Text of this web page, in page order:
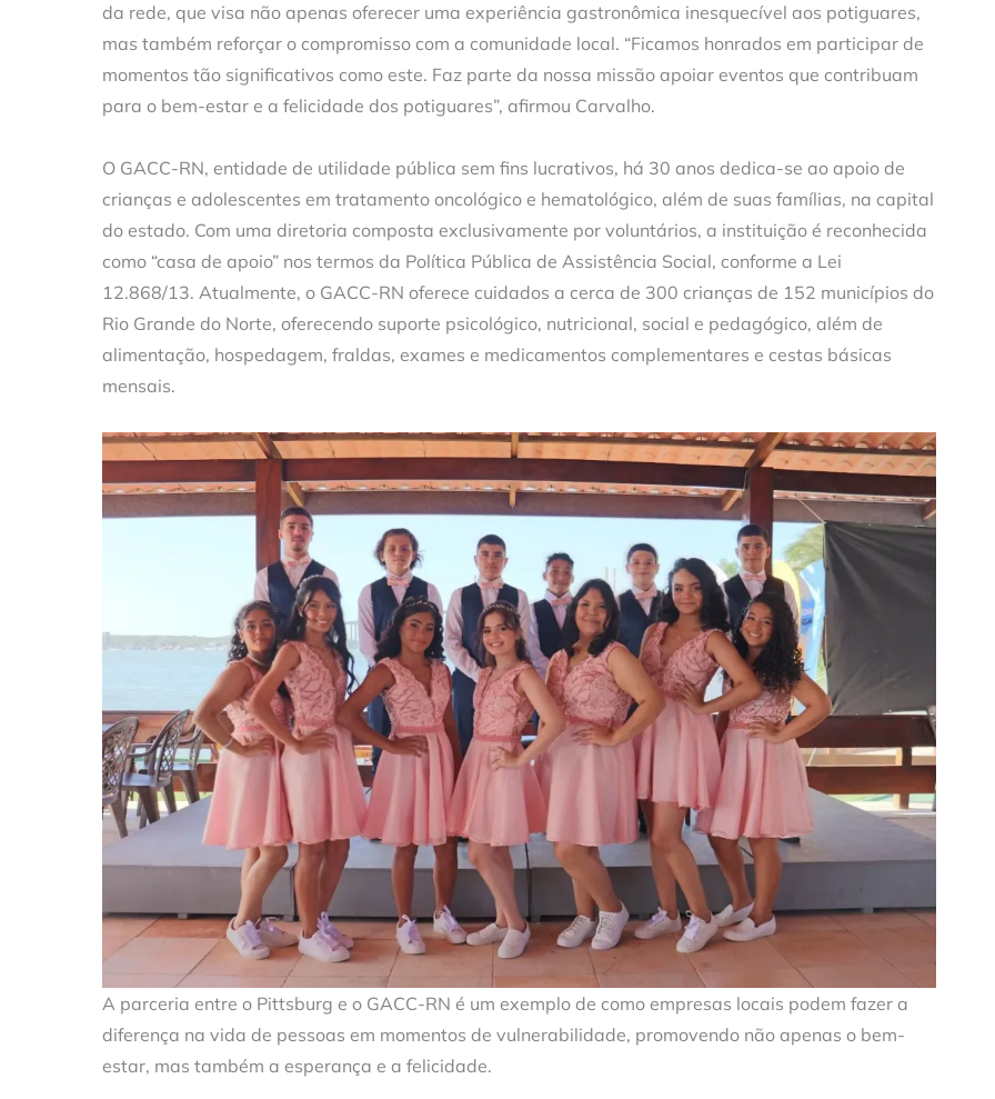
da rede, que visa não apenas oferecer uma experiência gastronômica inesquecível aos potiguares,
mas também reforçar o compromisso com a comunidade local. “Ficamos honrados em participar de
momentos tão significativos como este. Faz parte da nossa missão apoiar eventos que contribuam
para o bem-estar e a felicidade dos potiguares”, afirmou Carvalho.
O GACC-RN, entidade de utilidade pública sem fins lucrativos, há 30 anos dedica-se ao apoio de
crianças e adolescentes em tratamento oncológico e hematológico, além de suas famílias, na capital
do estado. Com uma diretoria composta exclusivamente por voluntários, a instituição é reconhecida
como “casa de apoio” nos termos da Política Pública de Assistência Social, conforme a Lei
12.868/13. Atualmente, o GACC-RN oferece cuidados a cerca de 300 crianças de 152 municípios do
Rio Grande do Norte, oferecendo suporte psicológico, nutricional, social e pedagógico, além de
alimentação, hospedagem, fraldas, exames e medicamentos complementares e cestas básicas
mensais.
A parceria entre o Pittsburg e o GACC-RN é um exemplo de como empresas locais podem fazer a
diferença na vida de pessoas em momentos de vulnerabilidade, promovendo não apenas o bem-
estar, mas também a esperança e a felicidade.